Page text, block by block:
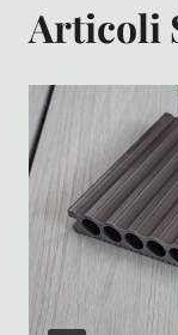
Articoli